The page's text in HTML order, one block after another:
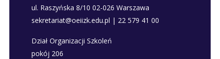
ul. Raszyńska 8/10 02-026 Warszawa
sekretariat@oeiizk.edu.pl | 22 579 41 00
Dział Organizacji Szkoleń
pokój 206